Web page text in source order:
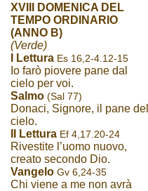
XVIII DOMENICA DEL
TEMPO ORDINARIO
(ANNO B)
(Verde)
I Lettura Es 16,2-4.12-15
Io farò piovere pane dal
cielo per voi.
Salmo (Sal 77)
Donaci, Signore, il pane del
cielo.
II Lettura Ef 4,17.20-24
Rivestite l’uomo nuovo,
creato secondo Dio.
Vangelo Gv 6,24-35
Chi viene a me non avrà